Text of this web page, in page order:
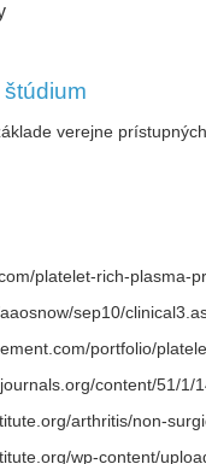
verejne
platelet-rich-plasma-
sep10/
portfolio/
content/51/1/
arthritis/non-
wp-content/